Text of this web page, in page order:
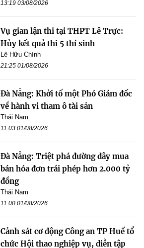
13:19 03/08/2026
Vụ gian lận thi tại THPT Lê Trực:
Hủy kết quả thi 5 thí sinh
Lê Hữu Chính
21:25 01/08/2026
Đà Nẵng: Khởi tố một Phó Giám đốc
về hành vi tham ô tài sản
Thái Nam
11:03 01/08/2026
Đà Nẵng: Triệt phá đường dây mua
bán hóa đơn trái phép hơn 2.000 tỷ
đồng
Thái Nam
11:00 01/08/2026
Cảnh sát cơ động Công an TP Huế tổ
chức Hội thao nghiệp vụ, diễn tập